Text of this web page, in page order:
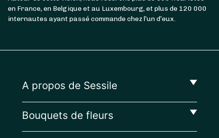
en France, en Belgique et au Luxembourg, et plus de 120 000
internautes ayant passé commande chez l’un d’eux.
A propos de Sessile
Bouquets de fleurs